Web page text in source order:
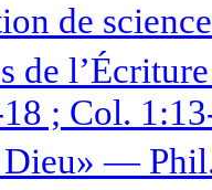
de
de
; Col.
Dieu» —